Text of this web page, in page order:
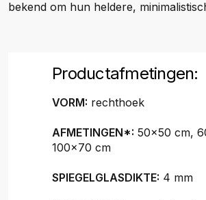
bekend om hun heldere,
Productafmetingen:
VORM: rechthoek
AFMETINGEN*: 50x50 cm,
100x70 cm
SPIEGELGLASDIKTE: 4 mm